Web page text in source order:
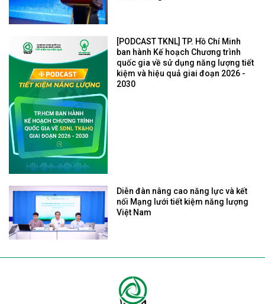
[PODCAST TKNL] TP. Hồ Chí Minh
ban hành Kế hoạch Chương trình
quốc gia về sử dụng năng lượng tiết
kiệm và hiệu quả giai đoạn 2026 -
2030
Diễn đàn nâng cao năng lực và kết
nối Mạng lưới tiết kiệm năng lượng
Việt Nam